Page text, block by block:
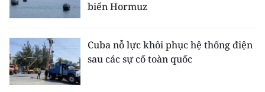
biển Hormuz
Cuba nỗ lực khôi phục hệ thống điện
sau các sự cố toàn quốc